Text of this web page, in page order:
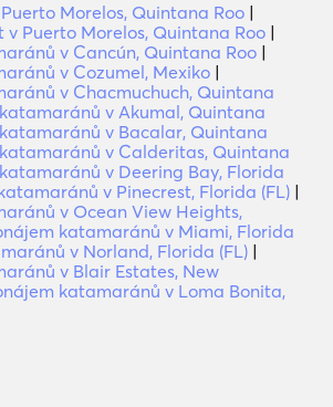
Morelos, Quintana Roo |
v Puerto Morelos, Quintana Roo |
v Cancún, Quintana Roo |
v Cozumel, Mexiko |
v Chacmuchuch, Quintana
v Akumal, Quintana
v Bacalar, Quintana
v Calderitas, Quintana
v Deering Bay, Florida
v Pinecrest, Florida (FL) |
v Ocean View Heights,
katamaránů v Miami, Florida
v Norland, Florida (FL) |
v Blair Estates, New
katamaránů v Loma Bonita,